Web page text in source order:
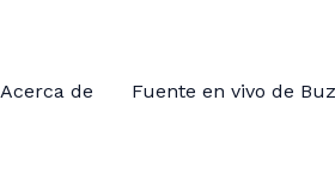
Acerca de Fuente en vivo de